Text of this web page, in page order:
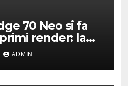
70 Neo si fa
render: la
da 200 MP
ADMIN